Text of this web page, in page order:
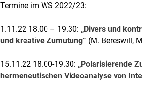
Termine im WS 2022/23:
1.11.22 18.00 – 19.30: „Divers und
und kreative Zumutung“ (M. Bereswill,
15.11.22 18.00-19.30: „Polarisierende
hermeneutischen Videoanalyse von